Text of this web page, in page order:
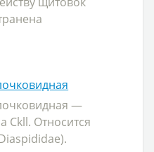
—
Ckll. Относится